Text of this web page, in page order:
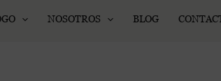
NOSOTROS BLOG